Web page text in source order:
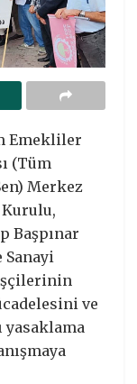
Emekliler
(Tüm
Merkez
Başpınar
Sanayi
ve
yasaklama